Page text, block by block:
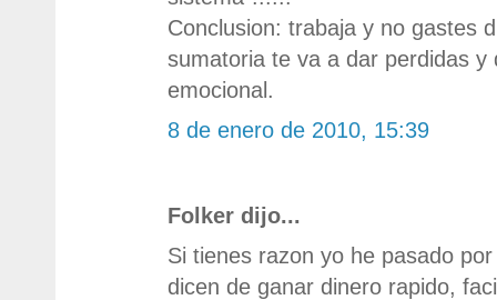
Conclusion: trabaja y no gastes
sumatoria te va a dar perdidas y
emocional.
8 de enero de 2010, 15:39
Folker dijo...
Si tienes razon yo he pasado
dicen de ganar dinero rapido,